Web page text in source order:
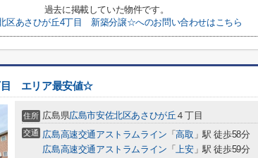
過去に掲載していた物件です。
区あさひが丘4丁目 新築分譲☆へのお問い合わせはこちら
目 エリア最安値☆
住所 広島県広島市安佐北区あさひが丘 ４丁目
交通 広島高速交通アストラムライン 「高取 」駅 徒歩58分
広島高速交通アストラムライン 「上安」駅 徒歩59分